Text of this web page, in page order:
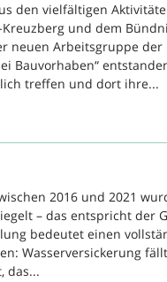
den vielfältigen
und dem
neuen Arbeitsgruppe der
Bauvorhaben“
treffen und dort ihre...
2016 und 2021
– das entspricht der
bedeutet einen
Wasserversickerung
das...